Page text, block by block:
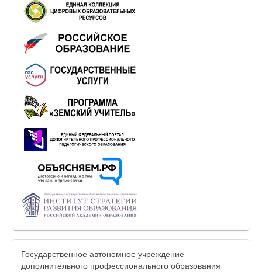
Государственное автономное учреждение
дополнительного профессионального образования